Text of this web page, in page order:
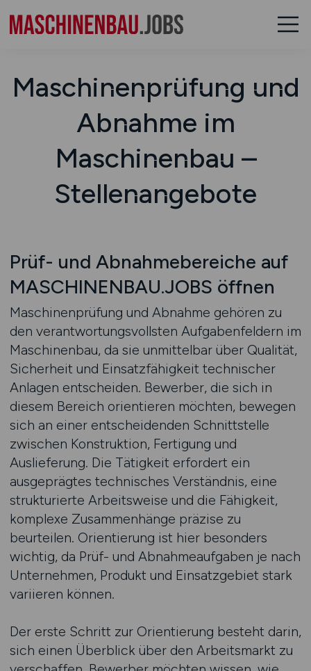
Maschinenprüfung und
Abnahme im
Maschinenbau –
Stellenangebote
Prüf- und Abnahmebereiche auf
MASCHINENBAU.JOBS öffnen
Maschinenprüfung und Abnahme gehören zu
den verantwortungsvollsten Aufgabenfeldern im
Maschinenbau, da sie unmittelbar über Qualität,
Sicherheit und Einsatzfähigkeit technischer
Anlagen entscheiden. Bewerber, die sich in
diesem Bereich orientieren möchten, bewegen
sich an einer entscheidenden Schnittstelle
zwischen Konstruktion, Fertigung und
Auslieferung. Die Tätigkeit erfordert ein
ausgeprägtes technisches Verständnis, eine
strukturierte Arbeitsweise und die Fähigkeit,
komplexe Zusammenhänge präzise zu
beurteilen. Orientierung ist hier besonders
wichtig, da Prüf- und Abnahmeaufgaben je nach
Unternehmen, Produkt und Einsatzgebiet stark
variieren können.
Der erste Schritt zur Orientierung besteht darin,
sich einen Überblick über den Arbeitsmarkt zu